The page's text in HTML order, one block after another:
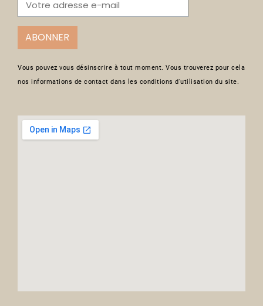
ABONNER
Vous pouvez vous désinscrire à tout moment. Vous trouverez pour cela
nos informations de contact dans les conditions d'utilisation du site.